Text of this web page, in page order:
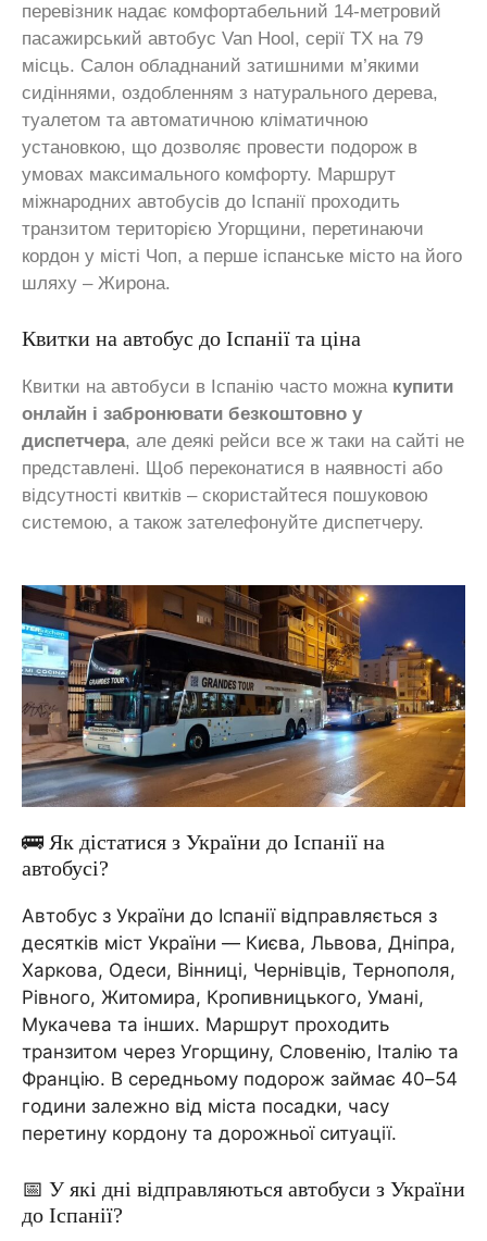
перевізник надає комфортабельний 14-метровий
пасажирський автобус Van Hool, серії ТX на 79
місць. Салон обладнаний затишними м’якими
сидіннями, оздобленням з натурального дерева,
туалетом та автоматичною кліматичною
установкою, що дозволяє провести подорож в
умовах максимального комфорту. Маршрут
міжнародних автобусів до Іспанії проходить
транзитом територією Угорщини, перетинаючи
кордон у місті Чоп, а перше іспанське місто на його
шляху – Жирона.
Квитки на автобус до Іспанії та ціна
Квитки на автобуси в Іспанію часто можна купити
онлайн і забронювати безкоштовно у
диспетчера, але деякі рейси все ж таки на сайті не
представлені. Щоб переконатися в наявності або
відсутності квитків – скористайтеся пошуковою
системою, а також зателефонуйте диспетчеру.
🚌 Як дістатися з України до Іспанії на
автобусі?
Автобус з України до Іспанії відправляється з
десятків міст України — Києва, Львова, Дніпра,
Харкова, Одеси, Вінниці, Чернівців, Тернополя,
Рівного, Житомира, Кропивницького, Умані,
Мукачева та інших. Маршрут проходить
транзитом через Угорщину, Словенію, Італію та
Францію. В середньому подорож займає 40–54
години залежно від міста посадки, часу
перетину кордону та дорожньої ситуації.
📅 У які дні відправляються автобуси з України
до Іспанії?